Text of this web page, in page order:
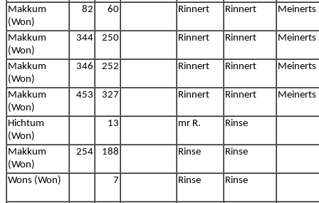
Makkum
(Won)
82 60 Rinnert Rinnert Meinerts
Makkum
(Won)
344 250 Rinnert Rinnert Meinerts
Makkum
(Won)
346 252 Rinnert Rinnert Meinerts
Makkum
(Won)
453 327 Rinnert Rinnert Meinerts
Hichtum
(Won)
13 mr R. Rinse
Makkum
(Won)
254 188 Rinse Rinse
Wons (Won) 7 Rinse Rinse